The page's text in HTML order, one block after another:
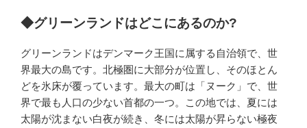
◆グリーンランドはどこにあるのか?
グリーンランドはデンマーク王国に属する自治領で、世
界最大の島です。北極圏に大部分が位置し、そのほとん
どを氷床が覆っています。最大の町は「ヌーク」で、世
界で最も人口の少ない首都の一つ。この地では、夏には
太陽が沈まない白夜が続き、冬には太陽が昇らない極夜